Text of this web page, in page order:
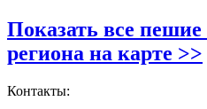
Показать все
региона на карте >>
Контакты: